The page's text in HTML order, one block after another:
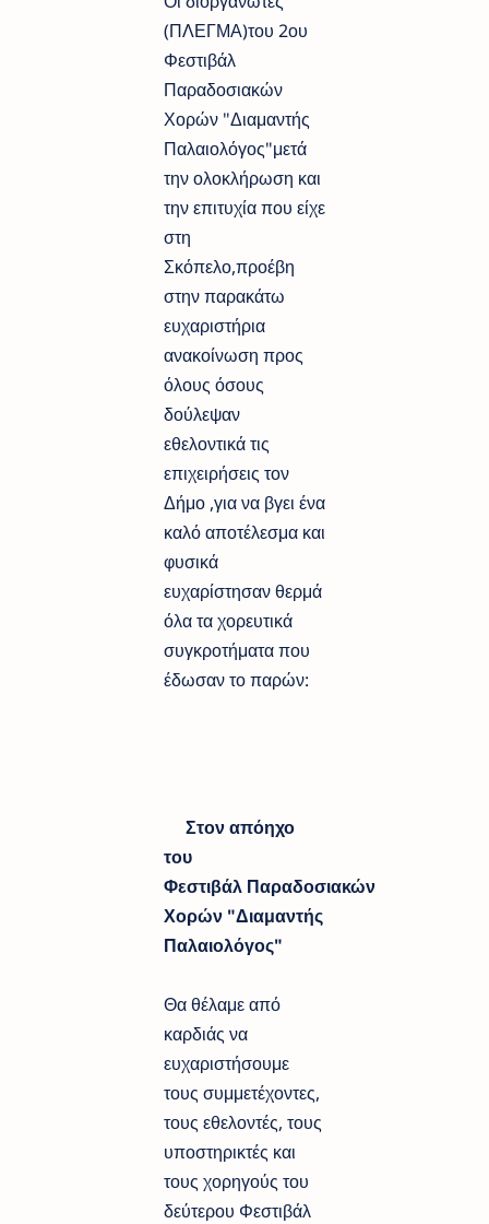
(ΠΛΕΓΜΑ)του 2ου
Φεστιβάλ
Παραδοσιακών
Χορών "Διαμαντής
Παλαιολόγος"μετά
την ολοκλήρωση και
την επιτυχία που είχε
στη
Σκόπελο,προέβη
στην παρακάτω
ευχαριστήρια
ανακοίνωση προς
όλους όσους
δούλεψαν
εθελοντικά τις
επιχειρήσεις τον
Δήμο ,για να βγει ένα
καλό αποτέλεσμα και
φυσικά
ευχαρίστησαν θερμά
όλα τα χορευτικά
συγκροτήματα που
έδωσαν το παρών:
Στον απόηχο
του
Φεστιβάλ Παραδοσιακών
Χορών "Διαμαντής
Παλαιολόγος"
Θα θέλαμε από
καρδιάς να
ευχαριστήσουμε
τους συμμετέχοντες,
τους εθελοντές, τους
υποστηρικτές και
τους χορηγούς του
δεύτερου Φεστιβάλ